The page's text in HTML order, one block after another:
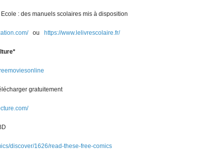
Ecole : des manuels scolaires mis à disposition
ou https://www.lelivrescolaire.fr/
gratuitement
discover/1626/read-these-free-comics